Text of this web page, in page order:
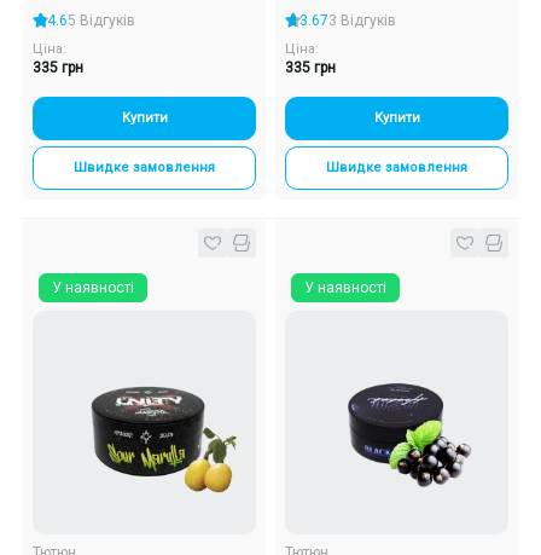
4.65 Відгуків
Ціна:
335 грн
Купити
Швидке замовлення
3.673 Відгуків
Ціна:
335 грн
Купити
Швидке замовлення
У наявності У наявності